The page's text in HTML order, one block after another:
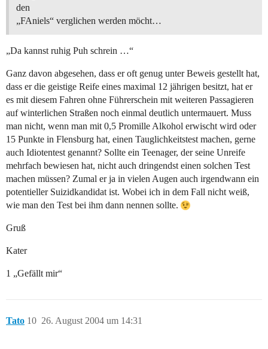
den
„FAniels“ verglichen werden möcht…
„Da kannst ruhig Puh schrein …“
Ganz davon abgesehen, dass er oft genug unter Beweis gestellt hat,
dass er die geistige Reife eines maximal 12 jährigen besitzt, hat er
es mit diesem Fahren ohne Führerschein mit weiteren Passagieren
auf winterlichen Straßen noch einmal deutlich untermauert. Muss
man nicht, wenn man mit 0,5 Promille Alkohol erwischt wird oder
15 Punkte in Flensburg hat, einen Tauglichkeitstest machen, gerne
auch Idiotentest genannt? Sollte ein Teenager, der seine Unreife
mehrfach bewiesen hat, nicht auch dringendst einen solchen Test
machen müssen? Zumal er ja in vielen Augen auch irgendwann ein
potentieller Suizidkandidat ist. Wobei ich in dem Fall nicht weiß,
wie man den Test bei ihm dann nennen sollte.
Gruß
Kater
1 „Gefällt mir“
Tato 26. August 2004 um 14:31
10